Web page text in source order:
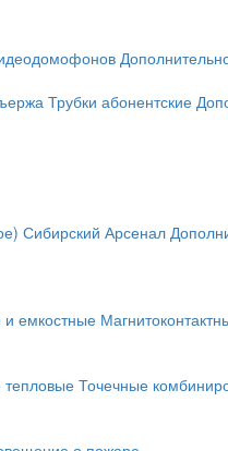
Трубки абонентские
Сибирский Арсенал
емкостные
Точечные